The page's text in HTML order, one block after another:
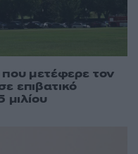
που μετέφερε τον
επιβατικό
μιλίου